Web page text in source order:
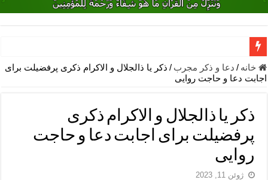
دعای جلب محبت فوری معشوق – دعای جلب محبت شوهر
دعای مشکل گشا برای رفع فقر – ذکرهای روزی‌ بخش
معجزات دعای یا من اظهر الجمیل – دعای یا من اظهر الجمیل برای
مهم ترین اذکار الهی و فضیلت آن ها – ذکر مخصوص مستجاب الدعوه
دعا برای ترس بچه ها در خواب – دعای ترس و بی خوابی کودکان
نماز حاجت برای کار گشایی- دعای رفع مشکلات و طلب حاجت
خانه / دعا و ذکر مجرب / ذکر یا ذالجلال و الاکرام ذکری پرفضیلت برای
اجابت دعا و حاجت روایی
ذکر یا ذالجلال و الاکرام ذکری
پرفضیلت برای اجابت دعا و حاجت
روایی
ژوئن 11, 2023